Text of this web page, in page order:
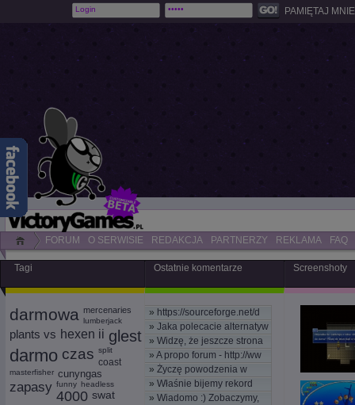
PAMIĘTAJ
FORUM O SERWISIE REDAKCJA PARTNERZY REKLAMA FAQ
Tagi Ostatnie komentarze Screenshoty
darmowa mercenaries
lumberjack
plants vs hexen ii glest
darmo czas split
coast
masterfisher cunyngas
zapasy funny headless
4000 swat
» https://sourceforge.net/d
» Jaka polecacie alternatyw
» Widzę, że jeszcze strona
» A propo forum - http://ww
» Życzę powodzenia w
nowym
» Właśnie bijemy rekord
kom
» Wiadomo :) Zobaczymy,